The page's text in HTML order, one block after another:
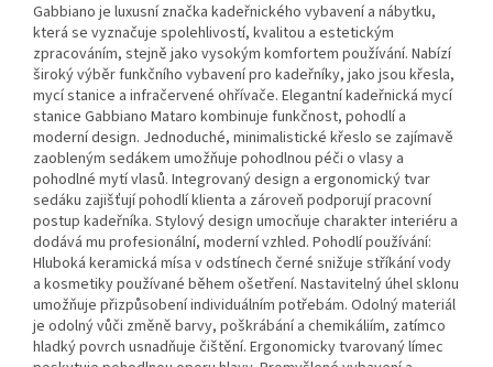
Gabbiano je luxusní značka kadeřnického vybavení a nábytku,
která se vyznačuje spolehlivostí, kvalitou a estetickým
zpracováním, stejně jako vysokým komfortem používání. Nabízí
široký výběr funkčního vybavení pro kadeřníky, jako jsou křesla,
mycí stanice a infračervené ohřívače. Elegantní kadeřnická mycí
stanice Gabbiano Mataro kombinuje funkčnost, pohodlí a
moderní design. Jednoduché, minimalistické křeslo se zajímavě
zaobleným sedákem umožňuje pohodlnou péči o vlasy a
pohodlné mytí vlasů. Integrovaný design a ergonomický tvar
sedáku zajišťují pohodlí klienta a zároveň podporují pracovní
postup kadeřníka. Stylový design umocňuje charakter interiéru a
dodává mu profesionální, moderní vzhled. Pohodlí používání:
Hluboká keramická mísa v odstínech černé snižuje stříkání vody
a kosmetiky používané během ošetření. Nastavitelný úhel sklonu
umožňuje přizpůsobení individuálním potřebám. Odolný materiál
je odolný vůči změně barvy, poškrábání a chemikáliím, zatímco
hladký povrch usnadňuje čištění. Ergonomicky tvarovaný límec